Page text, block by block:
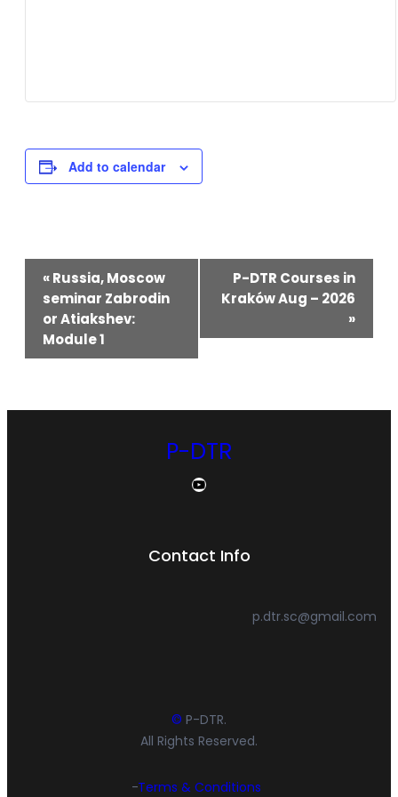
Add to calendar
Event
Navigation
«Russia, Moscow
seminar Zabrodin
or Atiakshev:
Module 1
P-DTR Courses in
Kraków Aug – 2026
»
P-DTR
YouTube
Contact Info
p.dtr.sc@gmail.com
© P-DTR.
All Rights Reserved.
Terms & Conditions